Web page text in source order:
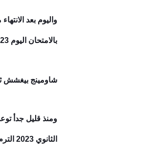
واليوم بعد
بالامتحان اليوم 2023
شاومينج بيغشش
ومنذ قليل جدأ
الثانوي 2023 الترم الاول وال